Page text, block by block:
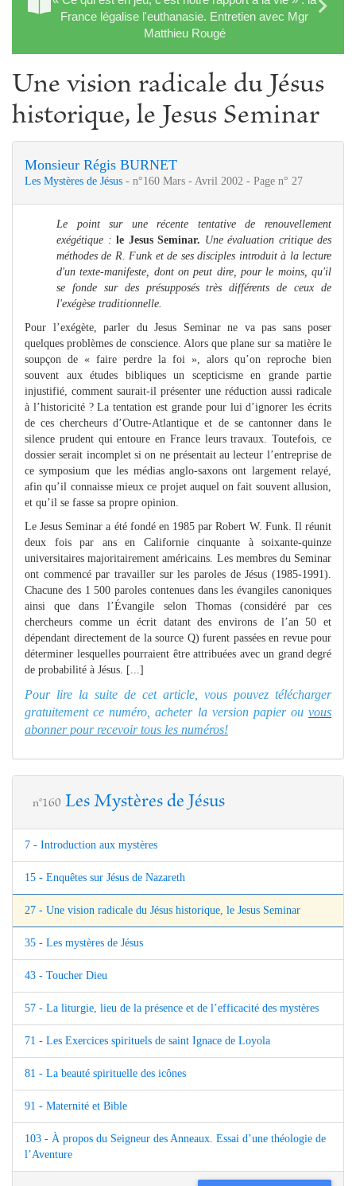
France légalise l'euthanasie. Entretien avec Mgr
Matthieu Rougé
Une vision radicale du Jésus
historique, le Jesus Seminar
Monsieur Régis BURNET
Les Mystères de Jésus - n°160 Mars - Avril 2002 - Page n° 27
Le point sur une récente tentative de renouvellement
exégétique : le Jesus Seminar. Une évaluation critique des
méthodes de R. Funk et de ses disciples introduit à la lecture
d'un texte-manifeste, dont on peut dire, pour le moins, qu'il
se fonde sur des présupposés très différents de ceux de
l'exégèse traditionnelle.
Pour l’exégète, parler du Jesus Seminar ne va pas sans poser
quelques problèmes de conscience. Alors que plane sur sa matière le
soupçon de « faire perdre la foi », alors qu’on reproche bien
souvent aux études bibliques un scepticisme en grande partie
injustifié, comment saurait-il présenter une réduction aussi radicale
à l’historicité ? La tentation est grande pour lui d’ignorer les écrits
de ces chercheurs d’Outre-Atlantique et de se cantonner dans le
silence prudent qui entoure en France leurs travaux. Toutefois, ce
dossier serait incomplet si on ne présentait au lecteur l’entreprise de
ce symposium que les médias anglo-saxons ont largement relayé,
afin qu’il connaisse mieux ce projet auquel on fait souvent allusion,
et qu’il se fasse sa propre opinion.
Le Jesus Seminar a été fondé en 1985 par Robert W. Funk. Il réunit
deux fois par ans en Californie cinquante à soixante-quinze
universitaires majoritairement américains. Les membres du Seminar
ont commencé par travailler sur les paroles de Jésus (1985-1991).
Chacune des 1 500 paroles contenues dans les évangiles canoniques
ainsi que dans l’Évangile selon Thomas (considéré par ces
chercheurs comme un écrit datant des environs de l’an 50 et
dépendant directement de la source Q) furent passées en revue pour
déterminer lesquelles pourraient être attribuées avec un grand degré
de probabilité à Jésus. [...]
Pour lire la suite de cet article, vous pouvez télécharger
gratuitement ce numéro, acheter la version papier ou vous
abonner pour recevoir tous les numéros!
n°160 Les Mystères de Jésus
7 - Introduction aux mystères
15 - Enquêtes sur Jésus de Nazareth
27 - Une vision radicale du Jésus historique, le Jesus Seminar
35 - Les mystères de Jésus
43 - Toucher Dieu
57 - La liturgie, lieu de la présence et de l’efficacité des mystères
71 - Les Exercices spirituels de saint Ignace de Loyola
81 - La beauté spirituelle des icônes
91 - Maternité et Bible
103 - À propos du Seigneur des Anneaux. Essai d’une théologie de
l’Aventure